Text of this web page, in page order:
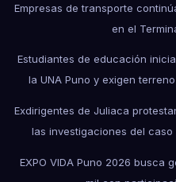
Empresas de transporte
en el
Estudiantes de educación
la UNA Puno y exigen
Exdirigentes de Juliaca
las investigaciones del
EXPO VIDA Puno 2026 busca